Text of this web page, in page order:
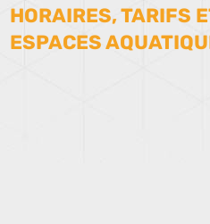
HORAIRES, TARIFS
ESPACES